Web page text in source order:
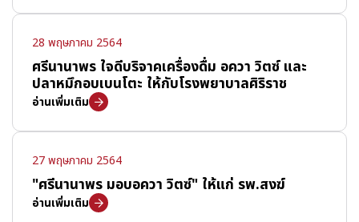
28 พฤษภาคม 2564
ศรีนานาพร ใจดีบริจาคเครื่องดื่ม อควา วิตซ์ และ
ปลาหมึกอบเบนโตะ ให้กับโรงพยาบาลศิริราช
อ่านเพิ่มเติม
27 พฤษภาคม 2564
"ศรีนานาพร มอบอควา วิตซ์" ให้แก่ รพ.สงฆ์
อ่านเพิ่มเติม